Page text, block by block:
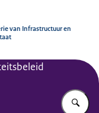
van Infrastructuur en